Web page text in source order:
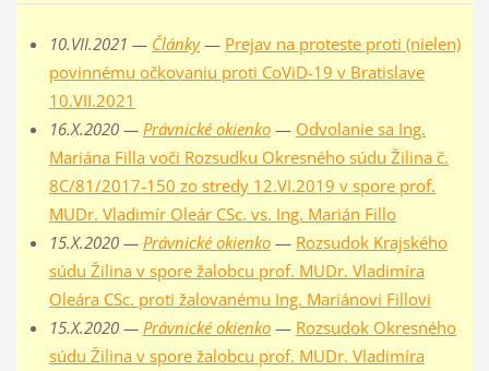
10.VII.2021 — Články— Prejav na proteste proti (nielen)
povinnému očkovaniu proti CoViD-19 v Bratislave
10.VII.2021
16.X.2020 — Právnické okienko— Odvolanie sa Ing.
Mariána Filla voči Rozsudku Okresného súdu Žilina č.
8C/81/2017-150 zo stredy 12.VI.2019 v spore prof.
MUDr. Vladimír Oleár CSc. vs. Ing. Marián Fillo
15.X.2020 — Právnické okienko— Rozsudok Krajského
súdu Žilina v spore žalobcu prof. MUDr. Vladimíra
Oleára CSc. proti žalovanému Ing. Mariánovi Fillovi
15.X.2020 — Právnické okienko— Rozsudok Okresného
súdu Žilina v spore žalobcu prof. MUDr. Vladimíra